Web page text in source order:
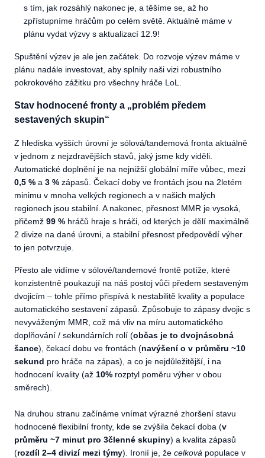
s tím, jak rozsáhlý nakonec je, a těšíme se, až ho
zpřístupníme hráčům po celém světě. Aktuálně máme v
plánu vydat výzvy s aktualizací 12.9!
Spuštění výzev je ale jen začátek. Do rozvoje výzev máme v
plánu nadále investovat, aby splnily naši vizi robustního
pokrokového zážitku pro všechny hráče LoL.
Stav hodnocené fronty a „problém předem
sestavených skupin“
Z hlediska vyšších úrovní je sólová/tandemová fronta aktuálně
v jednom z nejzdravějších stavů, jaký jsme kdy viděli.
Automatické doplnění je na nejnižší globální míře vůbec, mezi
0,5 % a 3 % zápasů. Čekací doby ve frontách jsou na 2letém
minimu v mnoha velkých regionech a v našich malých
regionech jsou stabilní. A nakonec, přesnost MMR je vysoká,
přičemž 99 % hráčů hraje s hráči, od kterých je dělí maximálně
2 divize na dané úrovni, a stabilní přesnost předpovědí výher
to jen potvrzuje.
Přesto ale vidíme v sólové/tandemové frontě potíže, které
konzistentně poukazují na náš postoj vůči předem sestaveným
dvojicím – tohle přímo přispívá k nestabilitě kvality a populace
automatického sestavení zápasů. Způsobuje to zápasy dvojic s
nevyváženým MMR, což má vliv na míru automatického
doplňování / sekundárních rolí (občas je to dvojnásobná
šance), čekací dobu ve frontách (navýšení o v průměru ~10
sekund pro hráče na zápas), a co je nejdůležitější, i na
hodnocení kvality (až 10% rozptyl poměru výher v obou
směrech).
Na druhou stranu začínáme vnímat výrazné zhoršení stavu
hodnocené flexibilní fronty, kde se zvýšila čekací doba (v
průměru ~7 minut pro 3členné skupiny) a kvalita zápasů
(rozdíl 2–4 divizí mezi týmy). Ironií je, že celková populace v